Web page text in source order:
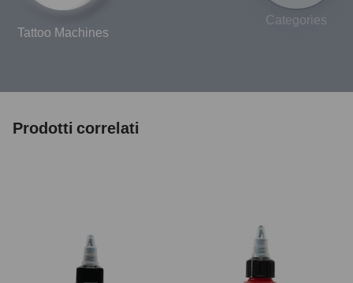
Tattoo Machines
Categories
Prodotti correlati